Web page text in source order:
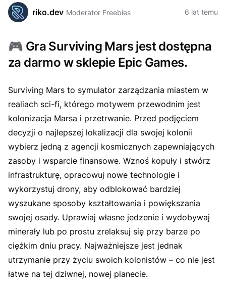
riko.dev Moderator Freebies 6 lat temu
🎮 Gra Surviving Mars jest dostępna
za darmo w sklepie Epic Games.
Surviving Mars to symulator zarządzania miastem w
realiach sci-fi, którego motywem przewodnim jest
kolonizacja Marsa i przetrwanie. Przed podjęciem
decyzji o najlepszej lokalizacji dla swojej kolonii
wybierz jedną z agencji kosmicznych zapewniających
zasoby i wsparcie finansowe. Wznoś kopuły i stwórz
infrastrukturę, opracowuj nowe technologie i
wykorzystuj drony, aby odblokować bardziej
wyszukane sposoby kształtowania i powiększania
swojej osady. Uprawiaj własne jedzenie i wydobywaj
minerały lub po prostu zrelaksuj się przy barze po
ciężkim dniu pracy. Najważniejsze jest jednak
utrzymanie przy życiu swoich kolonistów – co nie jest
łatwe na tej dziwnej, nowej planecie.